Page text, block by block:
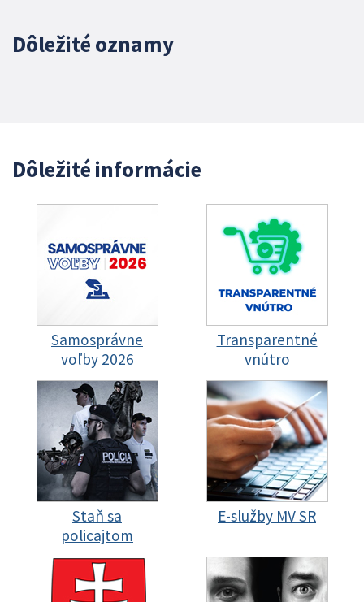
Dôležité oznamy
Dôležité informácie
Samosprávne
voľby 2026
Transparentné
vnútro
Staň sa
policajtom
E-služby MV SR